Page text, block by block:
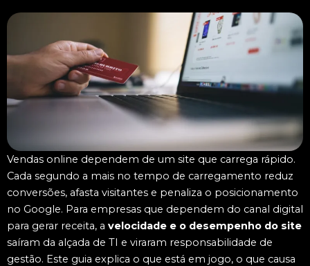
Vendas online dependem de um site que carrega rápido.
Cada segundo a mais no tempo de carregamento reduz
conversões, afasta visitantes e penaliza o posicionamento
no Google. Para empresas que dependem do canal digital
para gerar receita, a velocidade e o desempenho do site
saíram da alçada de TI e viraram responsabilidade de
gestão. Este guia explica o que está em jogo, o que causa